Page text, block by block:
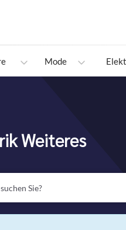
Mode
Weiteres